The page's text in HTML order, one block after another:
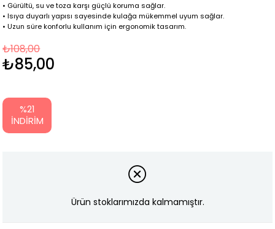
• Gürültü, su ve toza karşı güçlü koruma sağlar.
• Isıya duyarlı yapısı sayesinde kulağa mükemmel uyum sağlar.
• Uzun süre konforlu kullanım için ergonomik tasarım.
₺108,00
₺85,00
%21
İNDIRIM
Ürün stoklarımızda kalmamıştır.